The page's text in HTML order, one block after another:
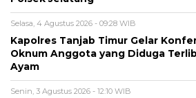
Selasa, 4 Agustus 2026 - 09:28 WIB
Kapolres Tanjab Timur Gelar
Oknum Anggota yang Diduga
Ayam
Senin, 3 Agustus 2026 - 12:10 WIB